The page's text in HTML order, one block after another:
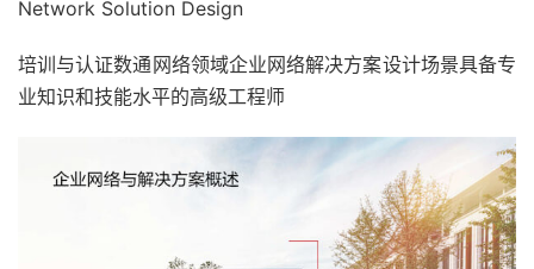
Network Solution Design
培训与认证数通网络领域企业网络解决方案设计场景具备专
业知识和技能水平的高级工程师